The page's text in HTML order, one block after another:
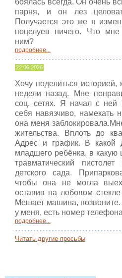
парня, и он лез
Получается это же я
поцелуев ничего. Что мне
ним?
подробнее...
22.06.2026
Хочу поделиться
недели назад. Мне
соц. сетях. Я начал с ней
себя навязчиво, намекать
она меня
жительства. Вплоть до
Адрес и график. В какой
младшего ребёнка, в какую
травматический
детского сада.
чтобы она не могла
оставив на лобовом
Мешает машина,
у меня, есть номер
подробнее...
Читать другие просьбы